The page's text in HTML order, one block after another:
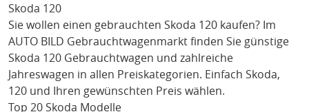
Skoda 120
Sie wollen einen gebrauchten Skoda 120 kaufen? Im
AUTO BILD Gebrauchtwagenmarkt finden Sie günstige
Skoda 120 Gebrauchtwagen und zahlreiche
Jahreswagen in allen Preiskategorien. Einfach Skoda,
120 und Ihren gewünschten Preis wählen.
Top 20 Skoda Modelle